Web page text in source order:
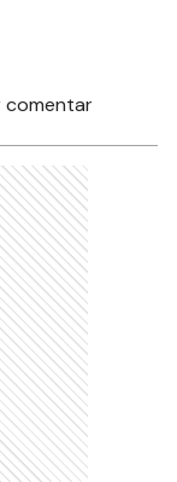
comentar